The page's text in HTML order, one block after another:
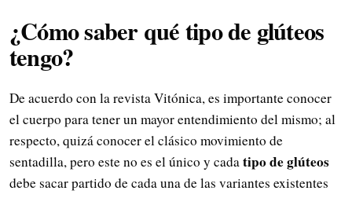
¿Cómo saber qué tipo de glúteos
tengo?
De acuerdo con la revista Vitónica, es importante conocer
el cuerpo para tener un mayor entendimiento del mismo; al
respecto, quizá conocer el clásico movimiento de
sentadilla, pero este no es el único y cadatipo de glúteos
debe sacar partido de cada una de las variantes existentes